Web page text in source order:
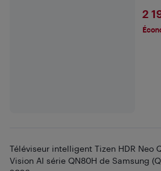
2
Téléviseur intelligent Tizen HDR Neo
Vision AI série QN80H de Samsung